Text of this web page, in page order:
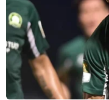
04/08/2026 14:08
Nghị quyết của Bộ
tác người Việt Nam
04/08/2026 12:08